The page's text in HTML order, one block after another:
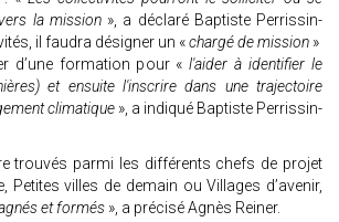
la mission », a déclaré Baptiste Perrissin-
il faudra désigner un «chargé de mission »
d’une formation pour «l'aider à identifier le
et ensuite l'inscrire dans une trajectoire
climatique », a indiqué Baptiste Perrissin-
trouvés parmi les différents chefs de projet
Petites villes de demain ou Villages d’avenir,
et formés », a précisé Agnès Reiner.